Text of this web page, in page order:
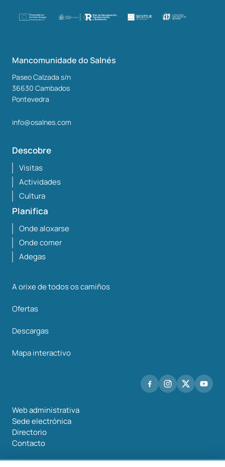
Mancomunidade do Salnés
Paseo Calzada s/n
36630 Cambados
Pontevedra
info@osalnes.com
Descobre
Visitas
Actividades
Cultura
Planifica
Onde aloxarse
Onde comer
Adegas
A orixe de todos os camiños
Ofertas
Descargas
Mapa interactivo
Web administrativa
Sede electrónica
Directorio
Contacto